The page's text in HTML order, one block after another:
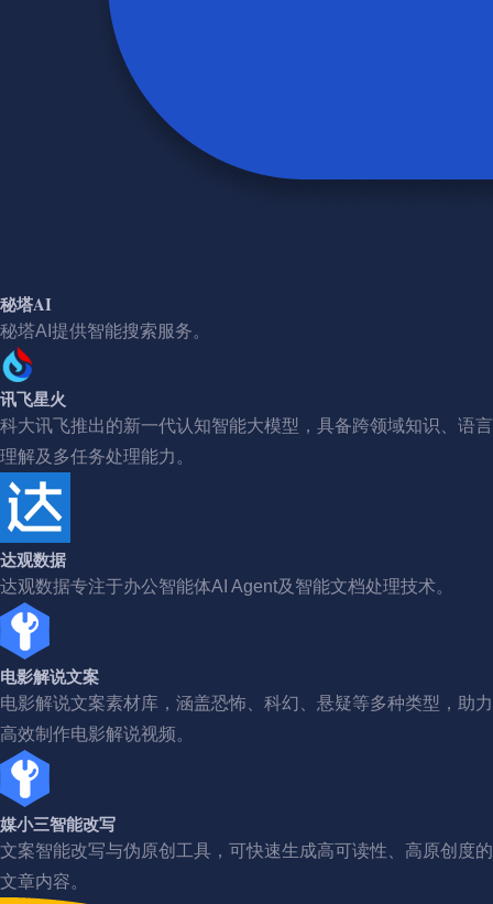
秘塔AI
秘塔AI提供智能搜索服务。
讯飞星火
科大讯飞推出的新一代认知智能大模型，具备跨领域知识、语言
理解及多任务处理能力。
达观数据
达观数据专注于办公智能体AI Agent及智能文档处理技术。
电影解说文案
电影解说文案素材库，涵盖恐怖、科幻、悬疑等多种类型，助力
高效制作电影解说视频。
媒小三智能改写
文案智能改写与伪原创工具，可快速生成高可读性、高原创度的
文章内容。